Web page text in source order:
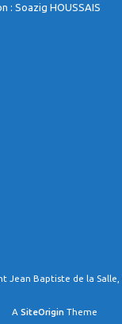
: Soazig HOUSSAIS
Jean Baptiste de la Salle,
A SiteOrigin Theme